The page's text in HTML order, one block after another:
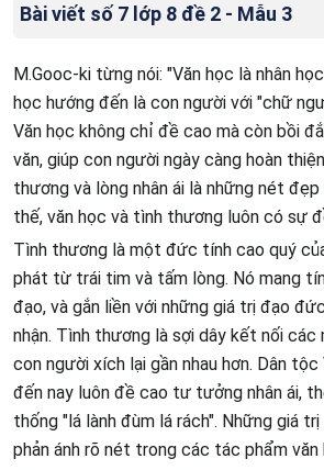
Bài viết số 7 lớp 8 đề 2 - Mẫu 3
M.Gooc-ki từng nói: "Văn học là nhân
học hướng đến là con người với "chữ
Văn học không chỉ đề cao mà còn bồi
văn, giúp con người ngày càng hoàn
thương và lòng nhân ái là những nét
thế, văn học và tình thương luôn có sự
Tình thương là một đức tính cao quý
phát từ trái tim và tấm lòng. Nó mang
đạo, và gắn liền với những giá trị đạo
nhận. Tình thương là sợi dây kết nối các
con người xích lại gần nhau hơn. Dân
đến nay luôn đề cao tư tưởng nhân ái,
thống "lá lành đùm lá rách". Những giá
phản ánh rõ nét trong các tác phẩm văn